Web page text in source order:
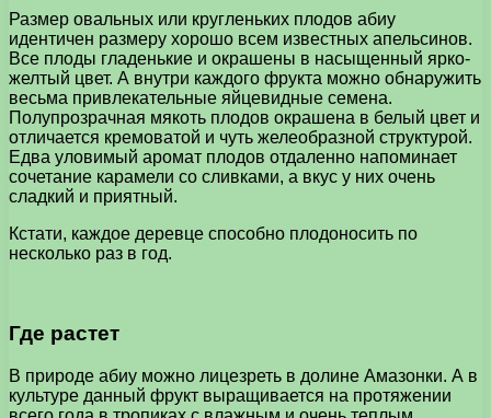
Размер овальных или кругленьких плодов абиу
идентичен размеру хорошо всем известных апельсинов.
Все плоды гладенькие и окрашены в насыщенный ярко-
желтый цвет. А внутри каждого фрукта можно обнаружить
весьма привлекательные яйцевидные семена.
Полупрозрачная мякоть плодов окрашена в белый цвет и
отличается кремоватой и чуть желеобразной структурой.
Едва уловимый аромат плодов отдаленно напоминает
сочетание карамели со сливками, а вкус у них очень
сладкий и приятный.
Кстати, каждое деревце способно плодоносить по
несколько раз в год.
Где растет
В природе абиу можно лицезреть в долине Амазонки. А в
культуре данный фрукт выращивается на протяжении